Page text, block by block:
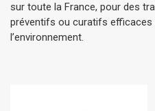
sur toute la France, pour des
préventifs ou curatifs efficaces
l’environnement.